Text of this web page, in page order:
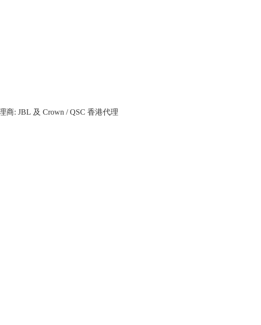
商: JBL 及 Crown / QSC 香港代理